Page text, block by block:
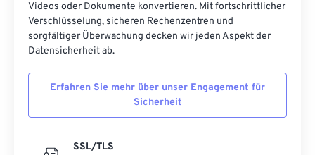
Videos oder Dokumente konvertieren. Mit fortschrittlicher
Verschlüsselung, sicheren Rechenzentren und
sorgfältiger Überwachung decken wir jeden Aspekt der
Datensicherheit ab.
Erfahren Sie mehr über unser Engagement für
Sicherheit
SSL/TLS